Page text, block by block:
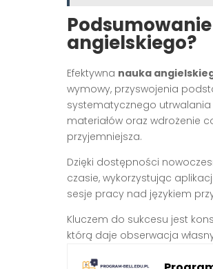
angielskiego?
Efektywna nauka
wymowy, przyswojenia
systematycznego utrwalania
materiałów oraz wdrożenie
przyjemniejsza.
Dzięki dostępności
czasie, wykorzystując
sesje pracy nad językiem
Kluczem do sukcesu jest
którą daje obserwacja